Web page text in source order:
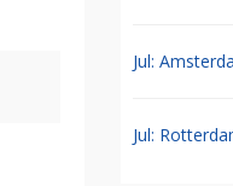
Jul:
Jul: